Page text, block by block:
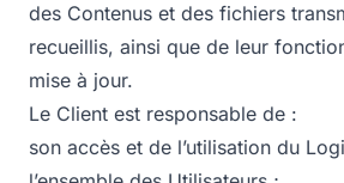
des Contenus et des fichiers
recueillis, ainsi que de leur
mise à jour.
Le Client est responsable de :
son accès et de l’utilisation du